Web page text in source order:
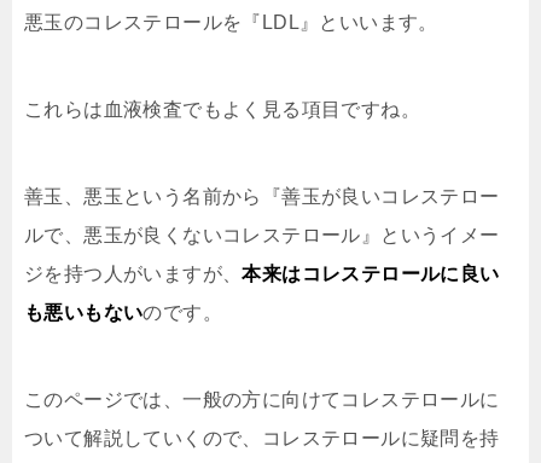
悪玉のコレステロールを『LDL』といいます。
これらは血液検査でもよく見る項目ですね。
善玉、悪玉という名前から『善玉が良いコレステロー
ルで、悪玉が良くないコレステロール』というイメー
ジを持つ人がいますが、本来はコレステロールに良い
も悪いもないのです。
このページでは、一般の方に向けてコレステロールに
ついて解説していくので、コレステロールに疑問を持